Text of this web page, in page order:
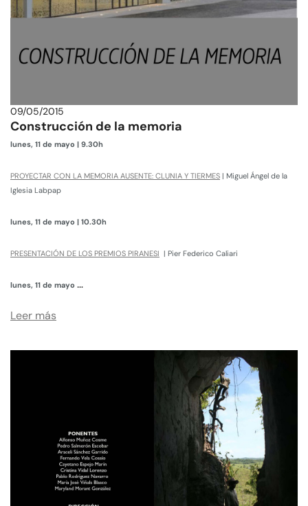
09/05/2015
Construcción de la memoria
lunes, 11 de mayo | 9.30h
PROYECTAR CON LA MEMORIA AUSENTE: CLUNIA Y TIERMES | Miguel Ángel de la
Iglesia Labpap
lunes, 11 de mayo | 10.30h
PRESENTACIÓN DE LOS PREMIOS PIRANESI | Pier Federico Caliari
lunes, 11 de mayo …
Leer más